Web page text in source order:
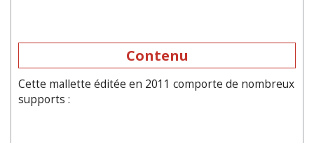
Contenu
Cette mallette éditée en 2011 comporte de nombreux
supports :